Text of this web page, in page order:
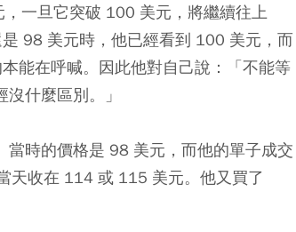
一旦它突破 100 美元，將繼續往上
98 美元時，他已經看到 100 美元，而
能在呼喊。因此他對自己說：「不能等
什麼區別。」
時的價格是 98 美元，而他的單子成交
天收在 114 或 115 美元。他又買了